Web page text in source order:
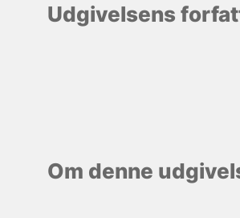
Udgivelsens
Om denne